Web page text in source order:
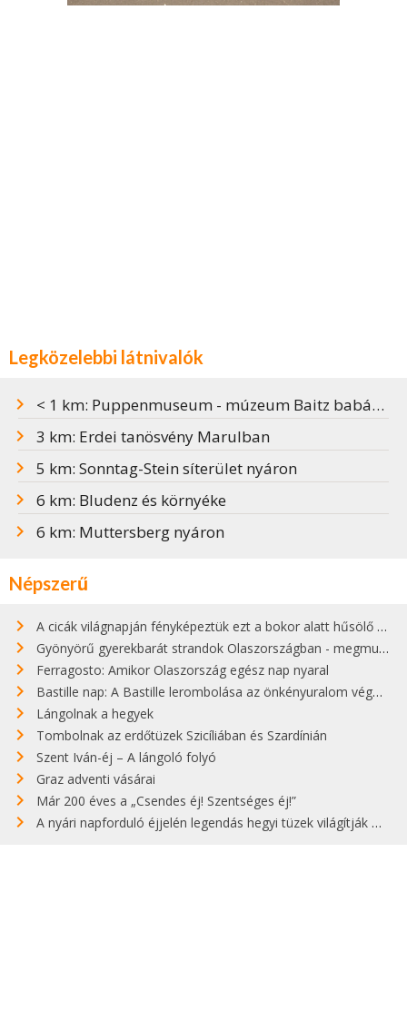
Legközelebbi látnivalók
< 1 km: Puppenmuseum - múzeum Baitz babákkal
3 km: Erdei tanösvény Marulban
5 km: Sonntag-Stein síterület nyáron
6 km: Bludenz és környéke
6 km: Muttersberg nyáron
Népszerű
A cicák világnapján fényképeztük ezt a bokor alatt hűsölő cicát Kisorosziban
Gyönyörű gyerekbarát strandok Olaszországban - megmutatjuk a 15 legjobbat
Ferragosto: Amikor Olaszország egész nap nyaral
Bastille nap: A Bastille lerombolása az önkényuralom végét jelentette
Lángolnak a hegyek
Tombolnak az erdőtüzek Szicíliában és Szardínián
Szent Iván-éj – A lángoló folyó
Graz adventi vásárai
Már 200 éves a „Csendes éj! Szentséges éj!”
A nyári napforduló éjjelén legendás hegyi tüzek világítják meg Zugspitzét